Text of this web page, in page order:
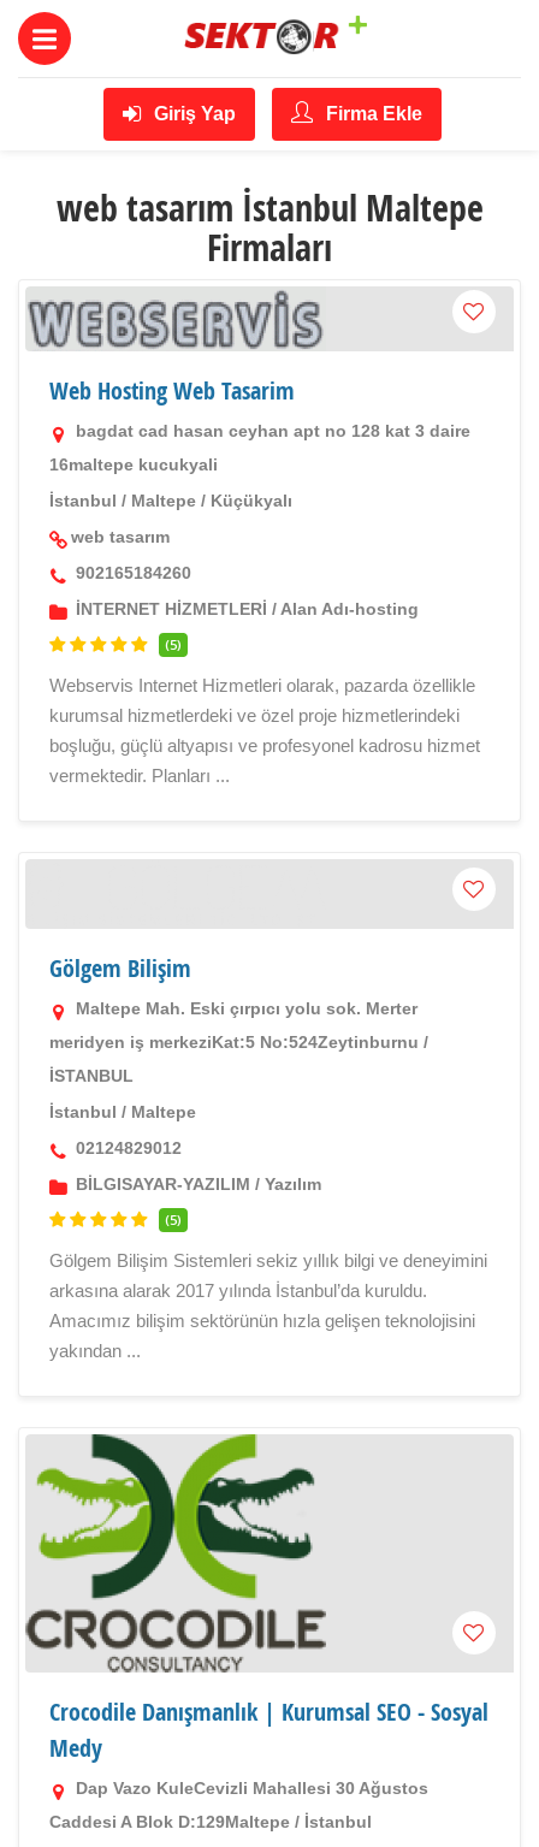
Giriş Yap Firma Ekle
web tasarım İstanbul Maltepe
Firmaları
Web Hosting Web Tasarim
bagdat cad hasan ceyhan apt no 128 kat 3 daire
16maltepe kucukyali
İstanbul / Maltepe / Küçükyalı
web tasarım
902165184260
İNTERNET HİZMETLERİ / Alan Adı-hosting
(5)
Webservis Internet Hizmetleri olarak, pazarda özellikle
kurumsal hizmetlerdeki ve özel proje hizmetlerindeki
boşluğu, güçlü altyapısı ve profesyonel kadrosu hizmet
vermektedir. Planları ...
Gölgem Bilişim
Maltepe Mah. Eski çırpıcı yolu sok. Merter
meridyen iş merkeziKat:5 No:524Zeytinburnu /
İSTANBUL
İstanbul / Maltepe
02124829012
BİLGISAYAR-YAZILIM / Yazılım
(5)
Gölgem Bilişim Sistemleri sekiz yıllık bilgi ve deneyimini
arkasına alarak 2017 yılında İstanbul’da kuruldu.
Amacımız bilişim sektörünün hızla gelişen teknolojisini
yakından ...
Crocodile Danışmanlık | Kurumsal SEO - Sosyal
Medy
Dap Vazo KuleCevizli Mahallesi 30 Ağustos
Caddesi A Blok D:129Maltepe / İstanbul